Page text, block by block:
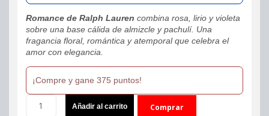
Romance de Ralph Lauren combina rosa, lirio y violeta
sobre una base cálida de almizcle y pachulí. Una
fragancia floral, romántica y atemporal que celebra el
amor con elegancia.
¡Compre y gane 375 puntos!
Ralph
Añadir al carrito Comprar